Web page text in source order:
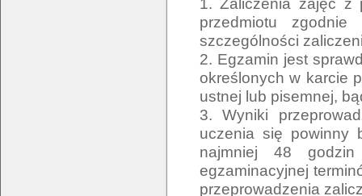
przedmiotu
szczególności
2. Egzamin jest
określonych w karcie
ustnej lub pisemnej,
3. Wyniki
uczenia się powinny
najmniej 48
egzaminacyjnej
przeprowadzenia